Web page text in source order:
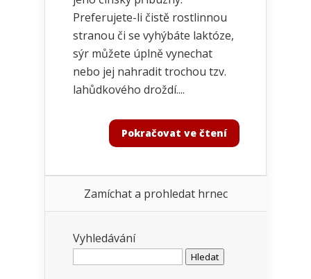
Preferujete-li čistě rostlinnou
stranou či se vyhýbáte laktóze,
sýr můžete úplně vynechat
nebo jej nahradit trochou tzv.
lahůdkového droždí....
Pokračovat ve čtení
Zamíchat a prohledat hrnec
Vyhledávání